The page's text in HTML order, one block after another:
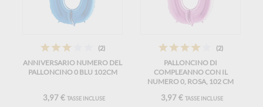
(2)
ANNIVERSARIO NUMERO DEL
PALLONCINO 0 BLU 102CM
3,97 € TASSE INCLUSE
(2)
PALLONCINO DI
COMPLEANNO CON IL
NUMERO 0, ROSA, 102 CM
3,97 € TASSE INCLUSE